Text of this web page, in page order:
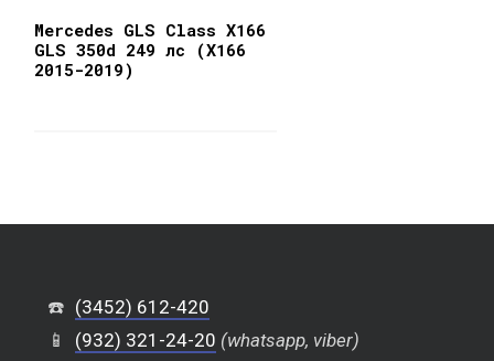
Mercedes GLS Class X166
GLS 350d 249 лс (X166
2015-2019)
☎️ (3452) 612-420
📱
(932) 321-24-20 (whatsapp, viber)